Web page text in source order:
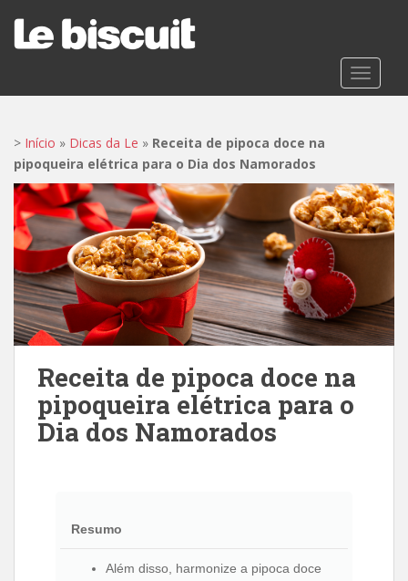
t
> Início » Dicas da Le » Receita de pipoca doce na
pipoqueira elétrica para o Dia dos Namorados
Receita de pipoca doce na
pipoqueira elétrica para o
Dia dos Namorados
Resumo
Além disso, harmonize a pipoca doce